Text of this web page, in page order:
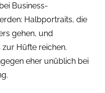
Business-
Halbportraits, die
gehen, und
Hüfte reichen.
eher unüblich bei